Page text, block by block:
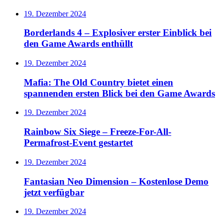
19. Dezember 2024
Borderlands 4 – Explosiver erster Einblick bei
den Game Awards enthüllt
19. Dezember 2024
Mafia: The Old Country bietet einen
spannenden ersten Blick bei den Game Awards
19. Dezember 2024
Rainbow Six Siege – Freeze-For-All-
Permafrost-Event gestartet
19. Dezember 2024
Fantasian Neo Dimension – Kostenlose Demo
jetzt verfügbar
19. Dezember 2024